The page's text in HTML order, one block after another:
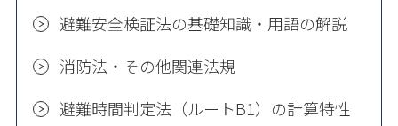
避難安全検証法の基礎知識・用語の解説
消防法・その他関連法規
避難時間判定法（ルートB1）の計算特性